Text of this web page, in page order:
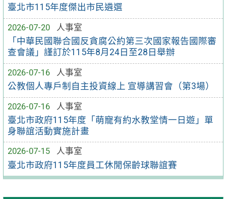
臺北市115年度傑出市民遴選
2026-07-20
人事室
「中華民國聯合國反貪腐公約第三次國家報告國際審
查會議」謹訂於115年8月24日至28日舉辦
2026-07-16
人事室
公教個人專戶制自主投資線上 宣導講習會（第3場）
2026-07-16
人事室
臺北市政府115年度「萌寵有約水教堂情一日遊」單
身聯誼活動實施計畫
2026-07-15
人事室
臺北市政府115年度員工休閒保齡球聯誼賽